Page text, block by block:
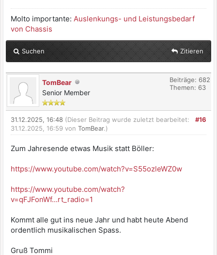
Molto importante: Auslenkungs- und Leistungsbedarf
von Chassis
Suchen Zitieren
TomBear
Senior Member
Beiträge: 682
Themen: 63
#16
31.12.2025, 16:48 (Dieser Beitrag wurde zuletzt bearbeitet:
31.12.2025, 16:59 von TomBear.)
Zum Jahresende etwas Musik statt Böller:
https://www.youtube.com/watch?v=S55ozleWZ0w
https://www.youtube.com/watch?
v=qFJFonWf...rt_radio=1
Kommt alle gut ins neue Jahr und habt heute Abend
ordentlich musikalischen Spass.
Gruß Tommi